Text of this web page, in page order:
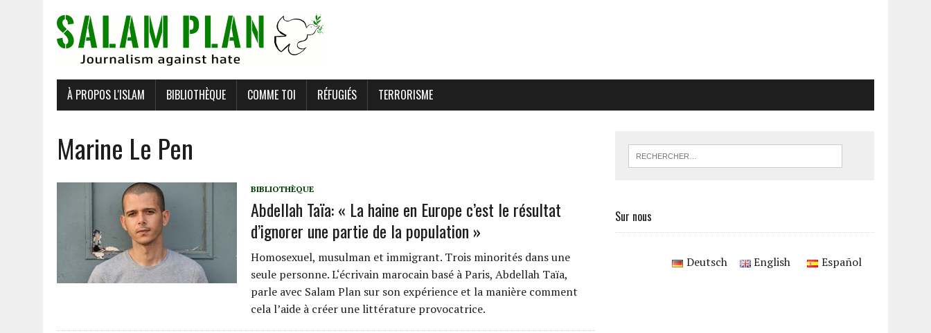
À PROPOS L'ISLAM BIBLIOTHÈQUE COMME TOI RÉFUGIÉS TERRORISME
Marine Le Pen
BIBLIOTHÈQUE
Abdellah Taïa: « La haine en Europe c’est le résultat
d’ignorer une partie de la population »
Homosexuel, musulman et immigrant. Trois minorités dans une
seule personne. L‘écrivain marocain basé à Paris, Abdellah Taïa,
parle avec Salam Plan sur son expérience et la manière comment
cela l’aide à créer une littérature provocatrice.
Sur nous
Español
English
Deutsch